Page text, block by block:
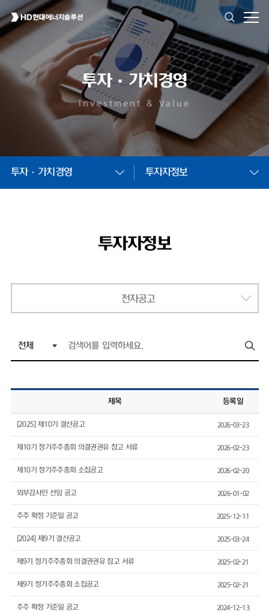
투자·가치경영
Investment & Value
투자·가치경영 투자자정보
투자자정보
전자공고
제목 등록일
[2025] 제10기 결산공고 2026-03-23
제10기 정기주주총회 의결권권유 참고 서류 2026-02-23
제10기 정기주주총회 소집공고 2026-02-20
외부감사인 선임 공고 2026-01-02
주주 확정 기준일 공고 2025-12-11
[2024] 제9기 결산공고 2025-03-24
제9기 정기주주총회 의결권권유 참고 서류 2025-02-21
제9기 정기주주총회 소집공고 2025-02-21
주주 확정 기준일 공고 2024-12-13